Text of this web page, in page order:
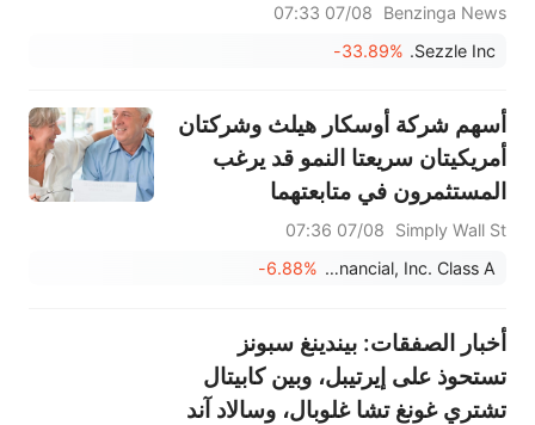
التوقعات البالغة 135.087 مليون دولار أمريكي.
Benzinga News
07/08 07:33
Sezzle Inc.
-33.89%
أسهم شركة أوسكار هيلث وشركتان
أمريكيتان سريعتا النمو قد يرغب
المستثمرون في متابعتهما
Simply Wall St
07/08 07:36
Chime Financial, Inc. Class A
-6.88%
أخبار الصفقات: بيندينغ سبونز
تستحوذ على إيرتيبل، وبين كابيتال
تشتري غونغ تشا غلوبال، وسالاد آند